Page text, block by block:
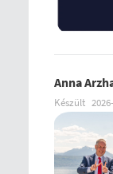
Anna
Készült